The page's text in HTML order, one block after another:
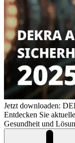
Jetzt downloaden:
Entdecken Sie
Gesundheit und